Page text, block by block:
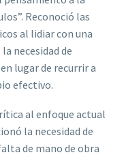
Reconoció las
al lidiar con una
necesidad de
lugar de recurrir a
efectivo.
al enfoque actual
la necesidad de
de mano de obra